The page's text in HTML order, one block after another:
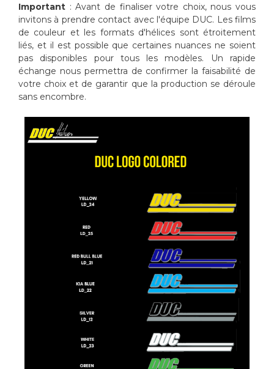
Important : Avant de finaliser votre choix, nous vous
invitons à prendre contact avec l'équipe DUC. Les films
de couleur et les formats d'hélices sont étroitement
liés, et il est possible que certaines nuances ne soient
pas disponibles pour tous les modèles. Un rapide
échange nous permettra de confirmer la faisabilité de
votre choix et de garantir que la production se déroule
sans encombre.